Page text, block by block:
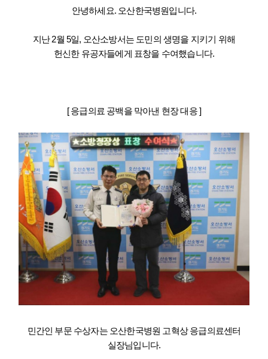
안녕하세요. 오산한국병원입니다.
지난 2월 5일, 오산소방서는 도민의 생명을 지키기 위해
헌신한 유공자들에게 표창을 수여했습니다.
[ 응급의료 공백을 막아낸 현장 대응 ]
민간인 부문 수상자는 오산한국병원 고혁상 응급의료센터
실장님입니다.